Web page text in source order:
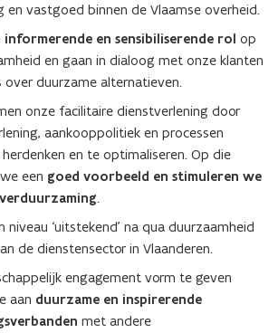
en vastgoed binnen de Vlaamse overheid.
informerende en sensibiliserende rol op
en gaan in dialoog met onze klanten
over duurzame alternatieven.
onze facilitaire dienstverlening door
aankooppolitiek en processen
en te optimaliseren. Op die
een goed voorbeeld en stimuleren we
.
niveau ‘uitstekend’ na qua duurzaamheid
de dienstensector in Vlaanderen.
engagement vorm te geven
aan duurzame en inspirerende
met andere